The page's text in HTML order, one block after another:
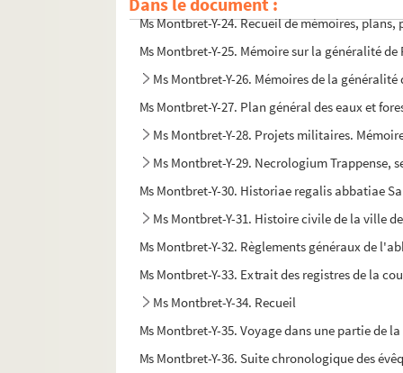
Ms Montbret-Y-24. Recueil de mémoires,
Ms Montbret-Y-25. Mémoire sur la généralité de
Ms Montbret-Y-26. Mémoires de la
Ms Montbret-Y-27. Plan général des eaux et
Ms Montbret-Y-28. Projets militaires.
Ms Montbret-Y-29. Necrologium
Ms Montbret-Y-30. Historiae regalis abbatiae
Ms Montbret-Y-31. Histoire civile de la ville
Ms Montbret-Y-32. Règlements généraux de
Ms Montbret-Y-33. Extrait des registres de la
Ms Montbret-Y-34. Recueil
Ms Montbret-Y-35. Voyage dans une partie de
Ms Montbret-Y-36. Suite chronologique des